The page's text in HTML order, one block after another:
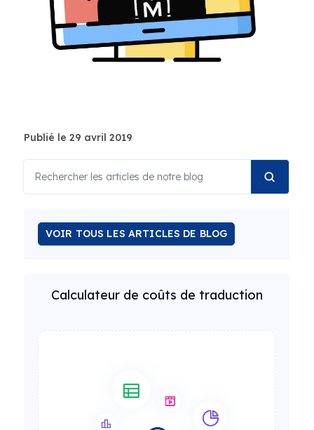
Publié le 29 avril 2019
VOIR TOUS LES ARTICLES DE BLOG
Calculateur de coûts de traduction